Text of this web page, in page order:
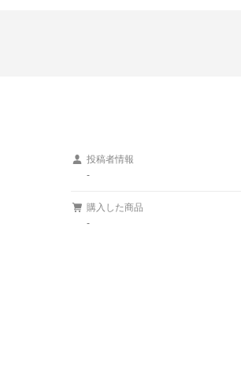
投稿者情報
-
購入した商品
-